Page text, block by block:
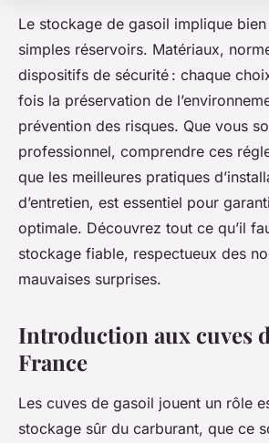
Le stockage de gasoil implique
simples réservoirs. Matériaux,
dispositifs de sécurité : chaque
fois la préservation de
prévention des risques. Que vous
professionnel, comprendre ces
que les meilleures pratiques
d’entretien, est essentiel pour
optimale. Découvrez tout ce qu’il
stockage fiable, respectueux des
mauvaises surprises.
Introduction aux cuves
France
Les cuves de gasoil jouent un rôle
stockage sûr du carburant, que ce